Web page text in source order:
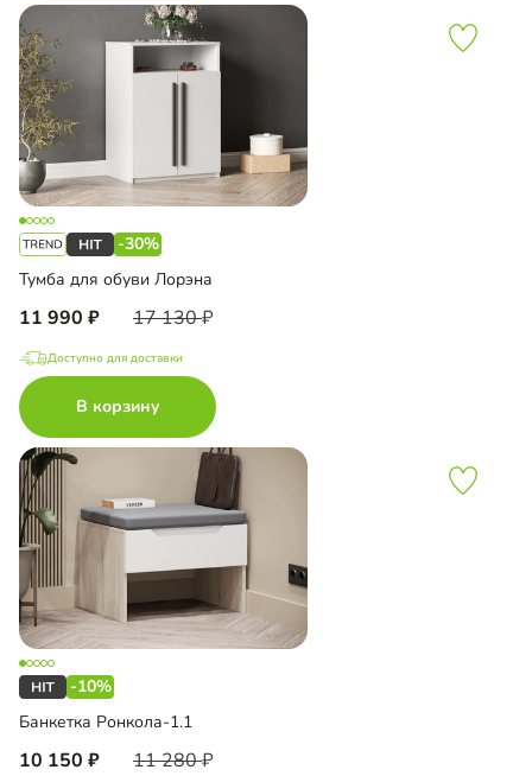
-30%
Тумба для обуви Лорэна
11 990 17 130
Доступно для доставки
В корзину
-10%
Банкетка Ронкола-1.1
10 150 11 280